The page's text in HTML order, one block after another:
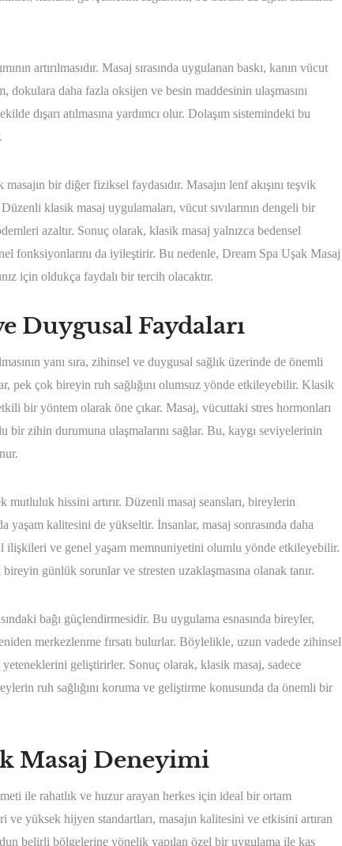
artırılmasıdır. Masaj sırasında uygulanan baskı, kanın vücut
dokulara daha fazla oksijen ve besin maddesinin ulaşmasını
dışarı atılmasına yardımcı olur. Dolaşım sistemindeki bu
bir diğer fiziksel faydasıdır. Masajın lenf akışını teşvik
klasik masaj uygulamaları, vücut sıvılarının dengeli bir
azaltır. Sonuç olarak, klasik masaj yalnızca bedensel
fonksiyonlarını da iyileştirir. Bu nedenle, Dream Spa Uşak Masaj
için oldukça faydalı bir tercih olacaktır.
Duygusal Faydaları
yanı sıra, zihinsel ve duygusal sağlık üzerinde de önemli
pek çok bireyin ruh sağlığını olumsuz yönde etkileyebilir. Klasik
bir yöntem olarak öne çıkar. Masaj, vücuttaki stres hormonları
zihin durumuna ulaşmalarını sağlar. Bu, kaygı seviyelerinin
mutluluk hissini artırır. Düzenli masaj seansları, bireylerin
kalitesini de yükseltir. İnsanlar, masaj sonrasında daha
ve genel yaşam memnuniyetini olumlu yönde etkileyebilir.
günlük sorunlar ve stresten uzaklaşmasına olanak tanır.
bağı güçlendirmesidir. Bu uygulama esnasında bireyler,
merkezlenme fırsatı bulurlar. Böylelikle, uzun vadede zihinsel
geliştirirler. Sonuç olarak, klasik masaj, sadece
ruh sağlığını koruma ve geliştirme konusunda da önemli bir
Masaj Deneyimi
ile rahatlık ve huzur arayan herkes için ideal bir ortam
ve yüksek hijyen standartları, masajın kalitesini ve etkisini artıran
belirli bölgelerine yönelik yapılan özel bir uygulama ile kas